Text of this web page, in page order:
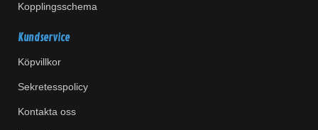
Kopplingsschema
Kundservice
Köpvillkor
Sekretesspolicy
Kontakta oss